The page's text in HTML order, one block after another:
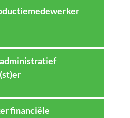
financiële